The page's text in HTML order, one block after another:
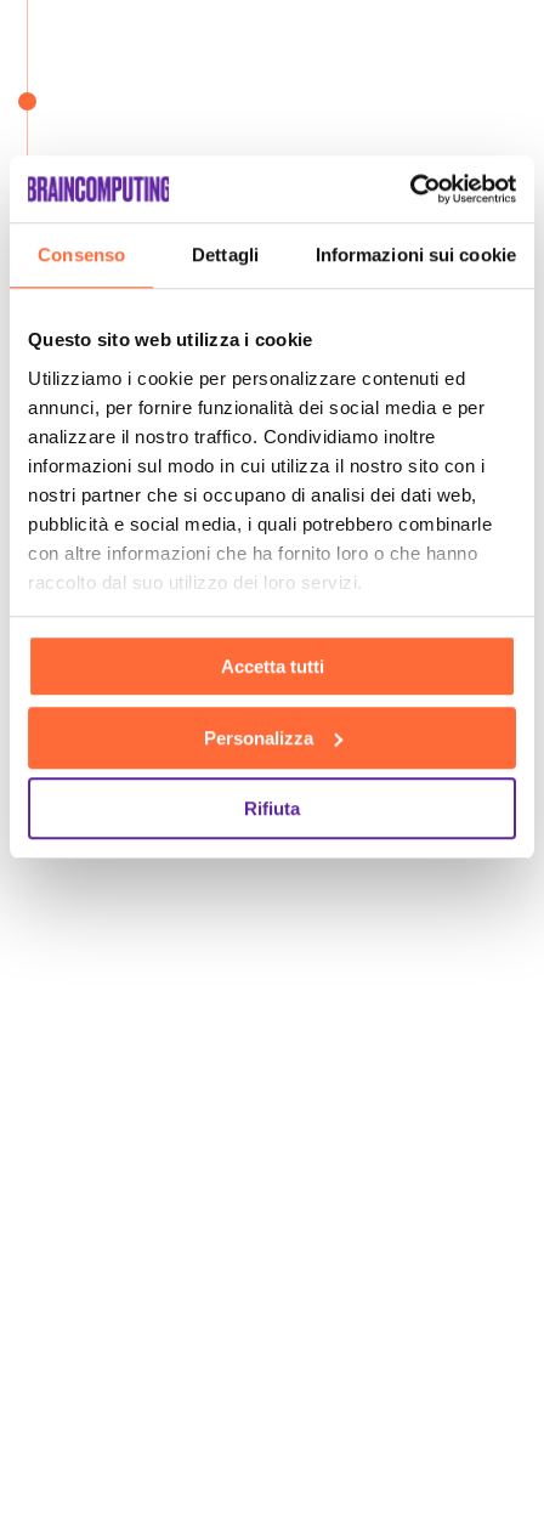
Consenso Dettagli Informazioni sui cookie
Questo sito web utilizza i cookie
Utilizziamo i cookie per personalizzare contenuti ed
annunci, per fornire funzionalità dei social media e per
analizzare il nostro traffico. Condividiamo inoltre
informazioni sul modo in cui utilizza il nostro sito con i
nostri partner che si occupano di analisi dei dati web,
pubblicità e social media, i quali potrebbero combinarle
con altre informazioni che ha fornito loro o che hanno
raccolto dal suo utilizzo dei loro servizi.
Accetta tutti
Personalizza
Rifiuta